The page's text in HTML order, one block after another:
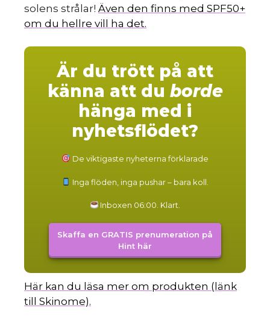
solens strålar! Även den finns med SPF50+
om du hellre vill ha det.
Är du trött på att
känna att du borde
hänga med i
nyhetsflödet?
De viktigaste nyheterna förklarade
Inga flöden, inga pushar – bara koll.
Inboxen 06:00. Klart.
Skaffa en GRATIS prenumeration på
Hint här
Här kan du läsa mer om produkten (länk
till Skinome).